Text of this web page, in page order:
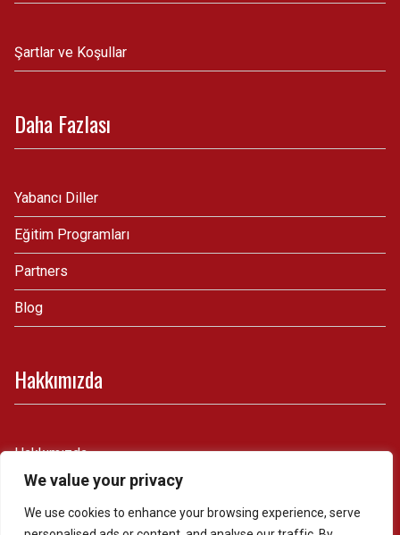
We value your privacy
We use cookies to enhance your browsing experience, serve
Şartlar ve Koşullar
Daha Fazlası
Yabancı Diller
Eğitim Programları
Partners
Blog
Hakkımızda
Hakkımızda
İletişim